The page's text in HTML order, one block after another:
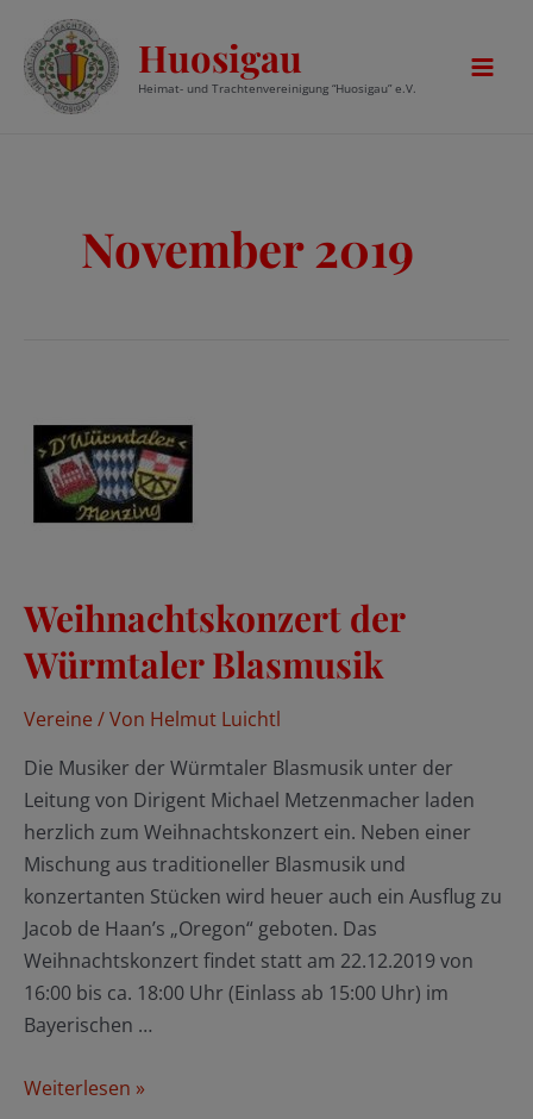
Inhalt
springen
Huosigau
Heimat- und Trachtenvereinigung “Huosigau” e.V.
November 2019
Weihnachtskonzert der
Würmtaler Blasmusik
Vereine / Von Helmut Luichtl
Die Musiker der Würmtaler Blasmusik unter der
Leitung von Dirigent Michael Metzenmacher laden
herzlich zum Weihnachtskonzert ein. Neben einer
Mischung aus traditioneller Blasmusik und
konzertanten Stücken wird heuer auch ein Ausflug zu
Jacob de Haan’s „Oregon“ geboten. Das
Weihnachtskonzert findet statt am 22.12.2019 von
16:00 bis ca. 18:00 Uhr (Einlass ab 15:00 Uhr) im
Bayerischen …
Weihnachtskonzert
Weiterlesen »